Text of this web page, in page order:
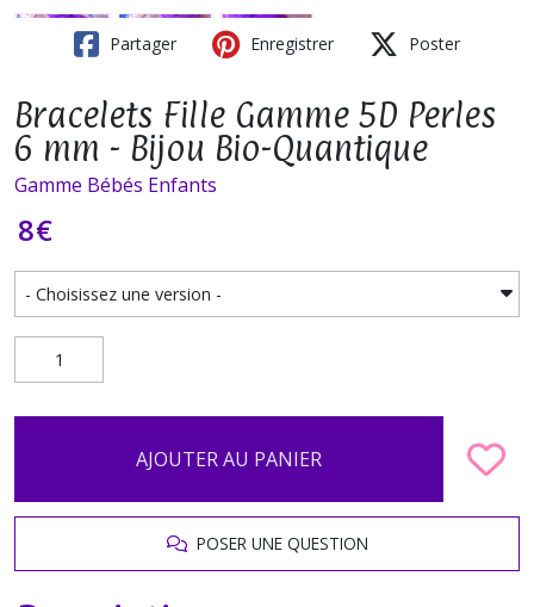
Partager Enregistrer Poster
Bracelets Fille Gamme 5D Perles
6 mm - Bijou Bio-Quantique
Gamme Bébés Enfants
8€
AJOUTER AU PANIER
POSER UNE QUESTION